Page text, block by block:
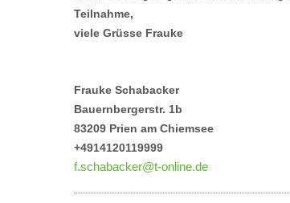
Teilnahme,
viele Grüsse Frauke
Frauke Schabacker
Bauernbergerstr. 1b
83209 Prien am Chiemsee
+4914120119999
f.schabacker@t-online.de